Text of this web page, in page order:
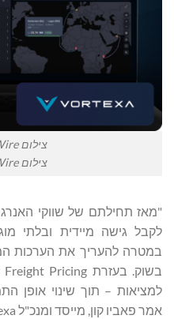
צילום Business Wire
צילום Business Wire
"מאז תחילתם של שווקי
לקבל גישה מיידית ובלתי
במטרה להעריך את הערכות
למציאות – תוך שינוי אופן
אמר פאביו קון, מייסד ומנכ"ל Vortexa.